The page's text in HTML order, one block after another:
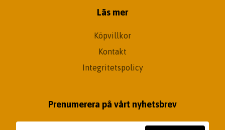
Läs mer
Köpvillkor
Kontakt
Integritetspolicy
Prenumerera på vårt nyhetsbrev